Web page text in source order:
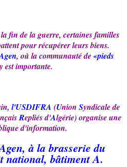
fin de la guerre, certaines familles
pour récupérer leurs biens.
, où la communauté de«pieds
est importante.
l'USDIFRA (Union Syndicale de
Repliés d'Algérie) organise une
d'information.
à la brasserie du
national, bâtiment A.